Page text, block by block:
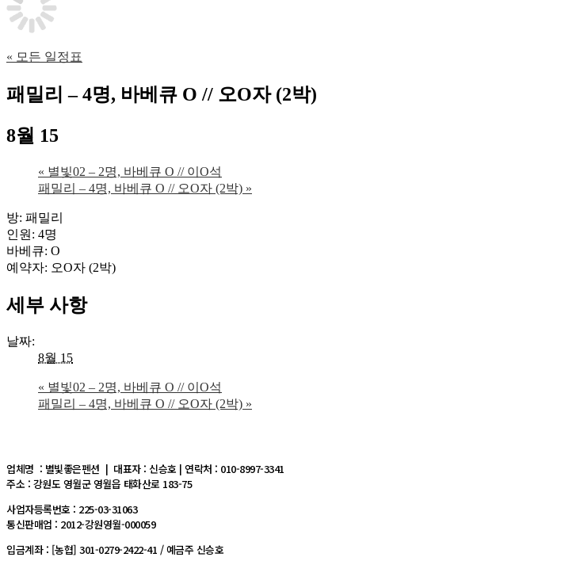
« 모든 일정표
패밀리 – 4명, 바베큐 O // 오O자 (2박)
8월 15
« 별빛02 – 2명, 바베큐 O // 이O석
패밀리 – 4명, 바베큐 O // 오O자 (2박) »
방: 패밀리
인원: 4명
바베큐: O
예약자: 오O자 (2박)
세부 사항
날짜:
8월 15
« 별빛02 – 2명, 바베큐 O // 이O석
패밀리 – 4명, 바베큐 O // 오O자 (2박) »
업체명 : 별빛좋은펜션 | 대표자 : 신승호 | 연락처 : 010-8997-3341
주소 : 강원도 영월군 영월읍 태화산로 183-75
사업자등록번호 : 225-03-31063
통신판매업 : 2012-강원영월-000059
입금계좌 : [농협] 301-0279-2422-41 / 예금주 신승호